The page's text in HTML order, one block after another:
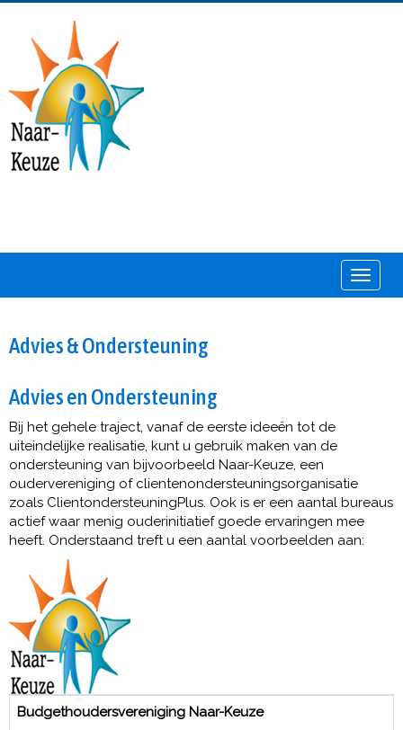
Advies & Ondersteuning
Advies en Ondersteuning
Bij het gehele traject, vanaf de eerste ideeën tot de
uiteindelijke realisatie, kunt u gebruik maken van de
ondersteuning van bijvoorbeeld Naar-Keuze, een
oudervereniging of clientenondersteuningsorganisatie
zoals ClientondersteuningPlus. Ook is er een aantal bureaus
actief waar menig ouderinitiatief goede ervaringen mee
heeft. Onderstaand treft u een aantal voorbeelden aan:
Budgethoudersvereniging Naar-Keuze